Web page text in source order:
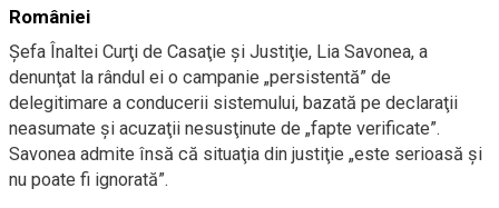
României
Şefa Înaltei Curţi de Casaţie şi Justiţie, Lia Savonea, a
denunţat la rândul ei o campanie „persistentă” de
delegitimare a conducerii sistemului, bazată pe declaraţii
neasumate şi acuzaţii nesusţinute de „fapte verificate”.
Savonea admite însă că situaţia din justiţie „este serioasă şi
nu poate fi ignorată”.